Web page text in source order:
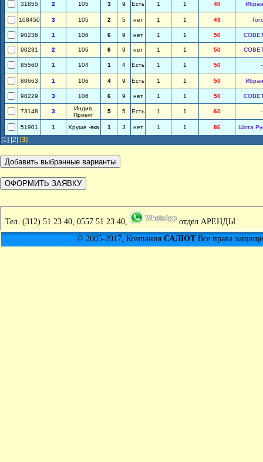
31855 2 105 3 9 Есть 1 1 40
108450 3 105 2 5 нет 1 1 43
90236 1 106 6 9 нет 1 1 50
90231 2 106 6 9 нет 1 1 50
85560 1 104 1 4 Есть 1 1 50 -
80663 1 106 4 9 Есть 1 1 50
90229 3 106 6 9 нет 1 1 50
73148 3
Индив.
Проект
5 5 Есть 1 1 60 -
51901 1 Хруще -вка 1 3 нет 1 1 86 Шота
[1] [2] [3]
Тел. (312) 51 23 40, 0557 51 23 40,
отдел АРЕНДЫ
© 2005-2017, Компания САЛЮТВсе права